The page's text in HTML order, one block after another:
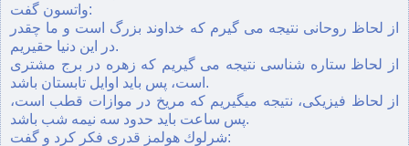
واتسون گفت:
از لحاظ روحانی نتيجه می گيرم كه خداوند بزرگ است و ما چقدر
در اين دنيا حقيريم.
از لحاظ ستاره شناسی نتيجه می گيريم كه زهره در برج مشتری
است، پس بايد اوايل تابستان باشد.
از لحاظ فيزيكی، نتيجه ميگيريم كه مريخ در موازات قطب است،
پس ساعت بايد حدود سه نيمه شب باشد.
شرلوك هولمز قدری فكر كرد و گفت: